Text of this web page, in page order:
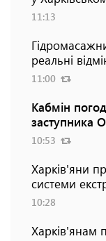
11:13
реальні
11:00
Кабмін
заступника
10:53
Харків'яни
системи
10:28
Харків'янам